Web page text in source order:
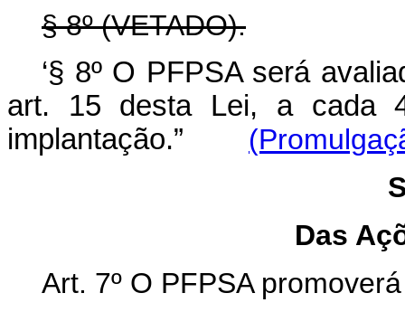
§ 8º (VETADO).
‘§ 8º O PFPSA será
art. 15 desta Lei, a cada
implantação.”
Das
Art. 7º O PFPSA